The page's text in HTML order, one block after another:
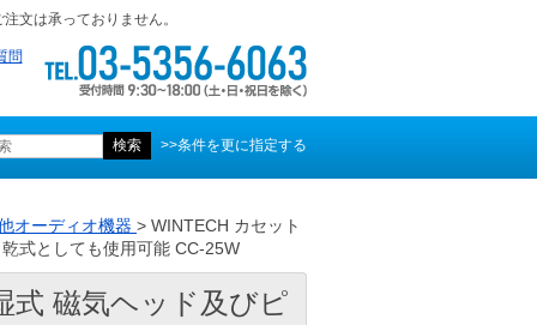
文は承っておりません。
問
>>条件を更に指定する
オーディオ機器 > WINTECH カセット
式としても使用可能 CC-25W
式 磁気ヘッド及びピ